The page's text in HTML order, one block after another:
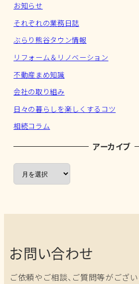
お知らせ
それぞれの業務日誌
ぶらり熊谷タウン情報
リフォーム＆リノベーション
不動産まめ知識
会社の取り組み
日々の暮らしを楽しくするコツ
相続コラム
アーカイブ
ー
お問い合わせ
ご依頼やご相談、ご質問等がござ